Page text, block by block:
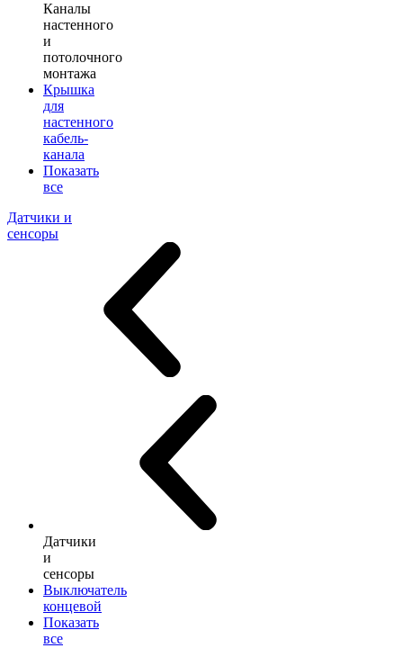
Каналы
настенного
и
потолочного
монтажа
Крышка
для
настенного
кабель-
канала
Показать
все
Датчики и
сенсоры
Датчики
и
сенсоры
Выключатель
концевой
Показать
все